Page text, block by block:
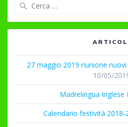
27 maggio 2019 riunione
10/05/
Madrelingua Inglese
Calendario festività 2018-